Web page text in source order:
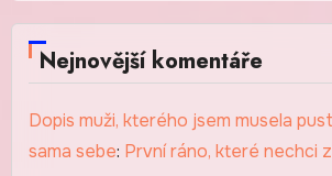
Nejnovější komentáře
Dopis muži, kterého jsem musela
sama sebe: První ráno, které nechci